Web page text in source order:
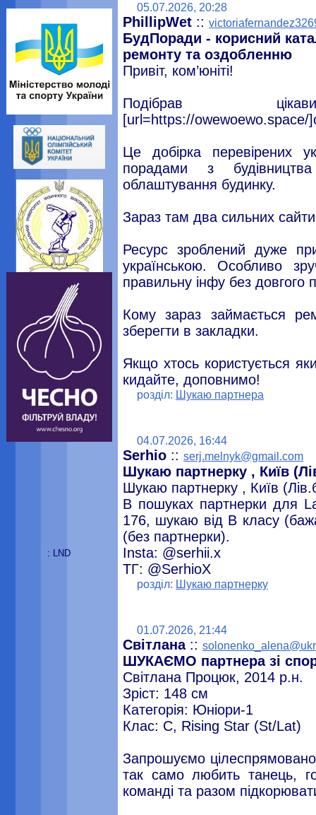
: LND
05.07.2026, 20:28
PhillipWet ::
БудПоради - корисний
ремонту та оздобленню
Привіт, ком’юніті!
Подібрав
[url=https://owewoewo.space/
Це добірка перевірених
порадами з
облаштування будинку.
Зараз там два сильних
Ресурс зроблений дуже
українською. Особливо
правильну інфу без довгого
Кому зараз займається
зберегти в закладки.
Якщо хтось користується
кидайте, доповнимо!
розділ: Шукаю партнера
04.07.2026, 16:44
Serhio :: serj.melnyk@gmail.com
Шукаю партнерку , Київ
Шукаю партнерку , Київ
В пошуках партнерки для
176, шукаю від B класу
(без партнерки).
Insta: @serhii.x
ТГ: @SerhioX
розділ: Шукаю партнерку
01.07.2026, 21:44
Світлана::
ШУКАЄМО партнера зі
Світлана Процюк, 2014 р.н.
Зріст: 148 см
Категорія: Юніори-1
Клас: С, Rising Star (St/Lat)
Запрошуємо
так само любить танець,
команді та разом